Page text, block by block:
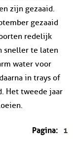
zijn gezaaid.
gezaaid
redelijk
sneller te laten
water voor
in trays of
Het tweede jaar
Pagina: 1